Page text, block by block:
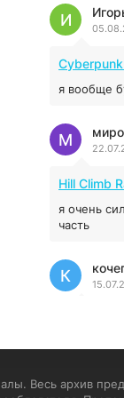
И
я вообще
М
Hill Climb
я очень
часть
К
напишите
Весь архив